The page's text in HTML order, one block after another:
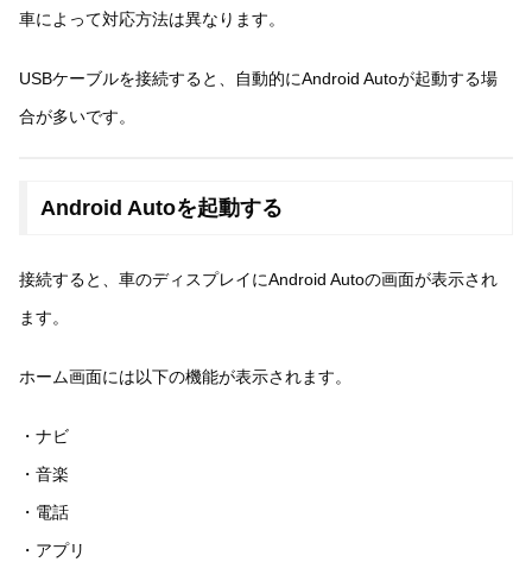
車によって対応方法は異なります。
USBケーブルを接続すると、自動的にAndroid Autoが起動する場
合が多いです。
Android Autoを起動する
接続すると、車のディスプレイにAndroid Autoの画面が表示され
ます。
ホーム画面には以下の機能が表示されます。
・ナビ
・音楽
・電話
・アプリ